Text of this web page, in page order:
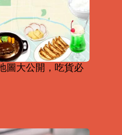
圖大公開，吃貨必